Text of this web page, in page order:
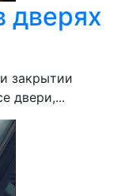
дверях
закрытии
двери,...